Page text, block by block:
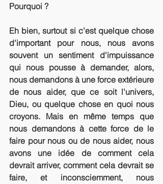
Pourquoi ?
Eh bien, surtout si c'est quelque chose
d'important pour nous, nous avons
souvent un sentiment d'impuissance
qui nous pousse à demander, alors,
nous demandons à une force extérieure
de nous aider, que ce soit l'univers,
Dieu, ou quelque chose en quoi nous
croyons. Mais en même temps que
nous demandons à cette force de le
faire pour nous ou de nous aider, nous
avons une idée de comment cela
devrait arriver, comment cela devrait se
faire, et inconsciemment, nous